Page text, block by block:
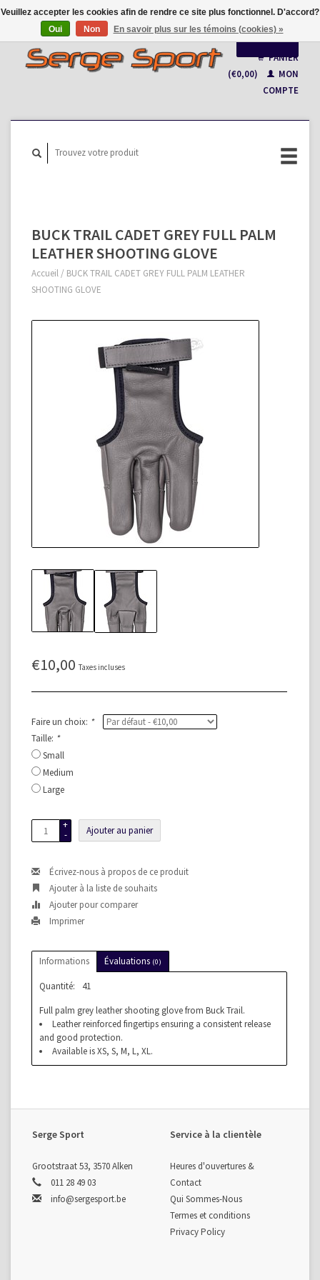
Français
Nederlands
PANIER
(€0,00)
MON
COMPTE
BUCK TRAIL CADET GREY FULL PALM
LEATHER SHOOTING GLOVE
Accueil / BUCK TRAIL CADET GREY FULL PALM LEATHER
SHOOTING GLOVE
€10,00 Taxes incluses
Faire un choix: *
Taille: *
Small
Medium
Large
+
-
Ajouter au panier
Écrivez-nous à propos de ce produit
Ajouter à la liste de souhaits
Ajouter pour comparer
Imprimer
Informations Évaluations (0)
Quantité:
41
Full palm grey leather shooting glove from Buck Trail.
Leather reinforced fingertips ensuring a consistent release
and good protection.
Available is XS, S, M, L, XL.
Serge Sport
Grootstraat 53, 3570 Alken
011 28 49 03
info@sergesport.be
Service à la clientèle
Heures d'ouvertures &
Contact
Qui Sommes-Nous
Termes et conditions
Privacy Policy
Veuillez accepter les cookies afin de rendre ce site plus fonctionnel. D'accord?
Oui
Non En savoir plus sur les témoins (cookies) »